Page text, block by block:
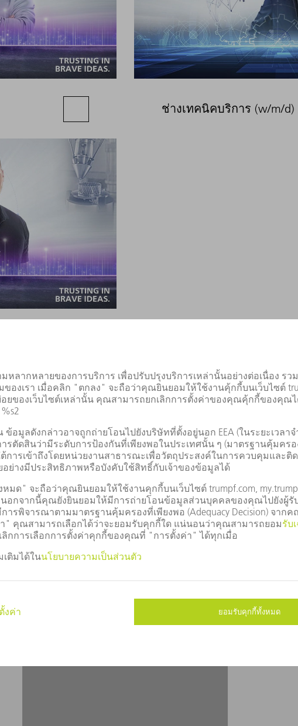
ช่างเทคนิคบริการ (w/m/d)
ราวที่กล้าหาญมากกว่าในการสัมภาษณ์ของเรากับ...